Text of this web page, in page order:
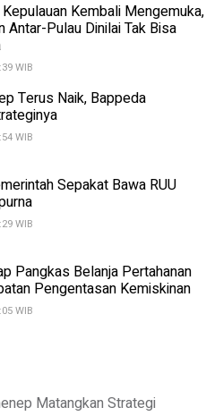
Kepulauan Kembali Mengemuka,
Antar-Pulau Dinilai Tak Bisa
WIB
Terus Naik, Bappeda
WIB
Sepakat Bawa RUU
WIB
Pangkas Belanja Pertahanan
Pengentasan Kemiskinan
WIB
Matangkan Strategi